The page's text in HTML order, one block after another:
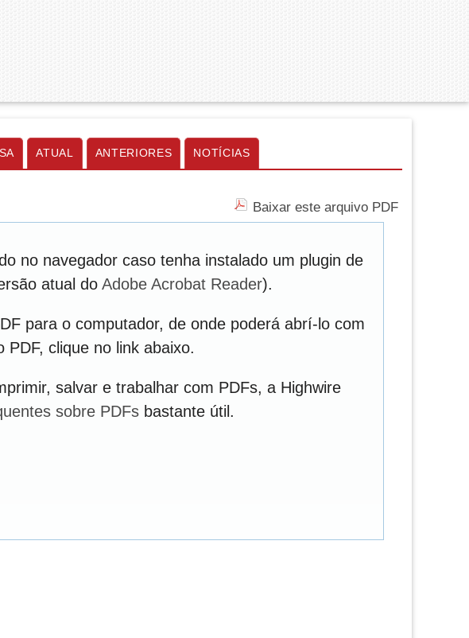
ATUAL ANTERIORES NOTÍCIAS
Baixar este arquivo PDF
no navegador caso tenha instalado um plugin de
atual do Adobe Acrobat Reader).
para o computador, de onde poderá abrí-lo com
clique no link abaixo.
salvar e trabalhar com PDFs, a Highwire
sobre PDFs bastante útil.